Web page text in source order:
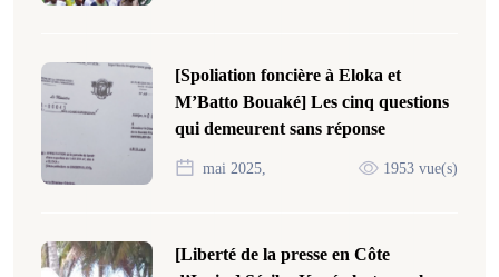
[Spoliation foncière à Eloka et
M’Batto Bouaké] Les cinq questions
qui demeurent sans réponse
mai 2025, 1953 vue(s)
[Liberté de la presse en Côte